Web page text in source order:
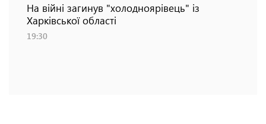
На війні загинув "холодноярівець" із
Харківської області
19:30